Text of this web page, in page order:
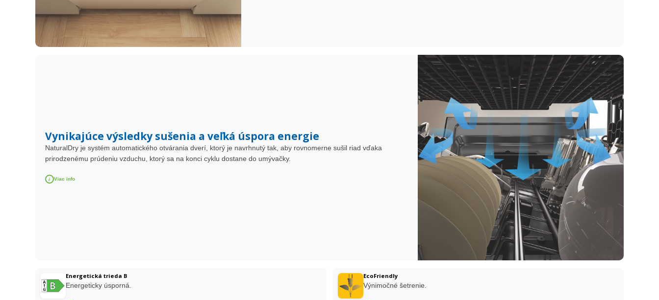
Vynikajúce výsledky sušenia a veľká úspora energie
NaturalDry je systém automatického otvárania dverí, ktorý je navrhnutý tak, aby rovnomerne sušil riad vďaka
prirodzenému prúdeniu vzduchu, ktorý sa na konci cyklu dostane do umývačky.
i Viac info
Energetická trieda B
Energeticky úsporná.
EcoFriendly
Výnimočné šetrenie.